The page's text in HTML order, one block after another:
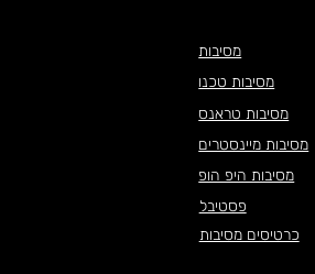
מסיבות
מסיבות טכנו
מסיבות טראנס
מסיבות מיינסטרים
מסיבות היפ הופ
פסטיבל
כרטיסים מסיבות